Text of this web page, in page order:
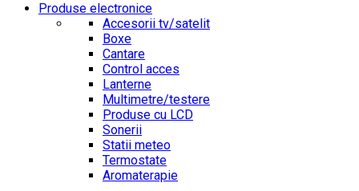
Produse electronice
Accesorii tv/satelit
Boxe
Cantare
Control acces
Lanterne
Multimetre/testere
Produse cu LCD
Sonerii
Statii meteo
Termostate
Aromaterapie